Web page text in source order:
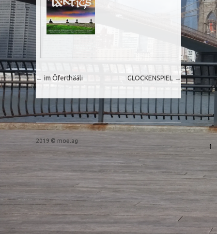
Post navigation
← im Öferthääli GLOCKENSPIEL →
2019 © moe.ag ↑